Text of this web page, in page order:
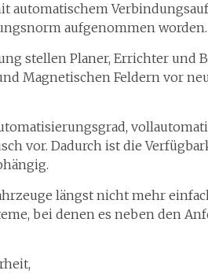
automatischem
aufgenommen worden.
stellen Planer, Errichter und
Magnetischen Feldern vor
vor. Dadurch ist die
längst nicht mehr
bei denen es neben den